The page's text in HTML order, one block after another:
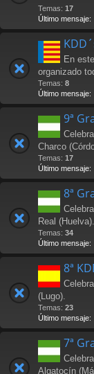
Temas: 17
Último mensaje:
En
organizado
Temas: 8
Último mensaje:
9ª
Charco
Temas: 17
Último mensaje:
8ª
Real (Huelva).
Temas: 34
Último mensaje:
8ª
(Lugo).
Temas: 23
Último mensaje:
7ª
Algatocín